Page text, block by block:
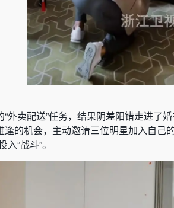
外卖配送”任务，结果阴差阳错走进了
的机会，主动邀请三位明星加入自己
“战斗”。